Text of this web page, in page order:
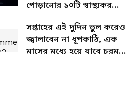
পোড়ানোর ১০টি স্বাস্থ্যকর
সপ্তাহের এই দুদিন ভুল করেও
জ্বালাবেন না ধূপকাঠি, এক
মাসের মধ্যে হয়ে যাবে চরম